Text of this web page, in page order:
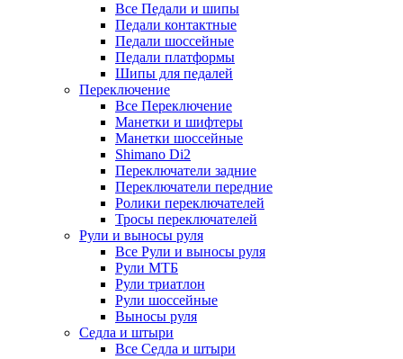
Все Педали и шипы
Педали контактные
Педали шоссейные
Педали платформы
Шипы для педалей
Переключение
Все Переключение
Манетки и шифтеры
Манетки шоссейные
Shimano Di2
Переключатели задние
Переключатели передние
Ролики переключателей
Тросы переключателей
Рули и выносы руля
Все Рули и выносы руля
Рули МТБ
Рули триатлон
Рули шоссейные
Выносы руля
Седла и штыри
Все Седла и штыри